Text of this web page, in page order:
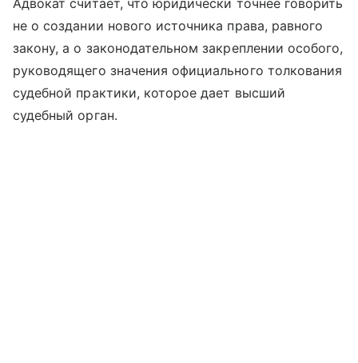
Адвокат считает, что юридически точнее говорить
не о создании нового источника права, равного
закону, а о законодательном закреплении особого,
руководящего значения официального толкования
судебной практики, которое дает высший
судебный орган.